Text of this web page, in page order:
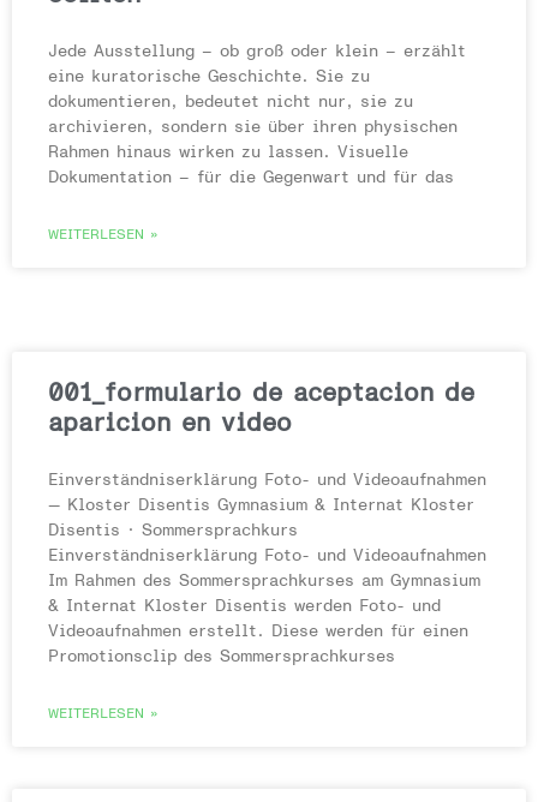
Jede Ausstellung – ob groß oder klein – erzählt
eine kuratorische Geschichte. Sie zu
dokumentieren, bedeutet nicht nur, sie zu
archivieren, sondern sie über ihren physischen
Rahmen hinaus wirken zu lassen. Visuelle
Dokumentation – für die Gegenwart und für das
WEITERLESEN »
001_formulario de aceptacion de
aparicion en video
Einverständniserklärung Foto- und Videoaufnahmen
— Kloster Disentis Gymnasium & Internat Kloster
Disentis · Sommersprachkurs
Einverständniserklärung Foto- und Videoaufnahmen
Im Rahmen des Sommersprachkurses am Gymnasium
& Internat Kloster Disentis werden Foto- und
Videoaufnahmen erstellt. Diese werden für einen
Promotionsclip des Sommersprachkurses
WEITERLESEN »